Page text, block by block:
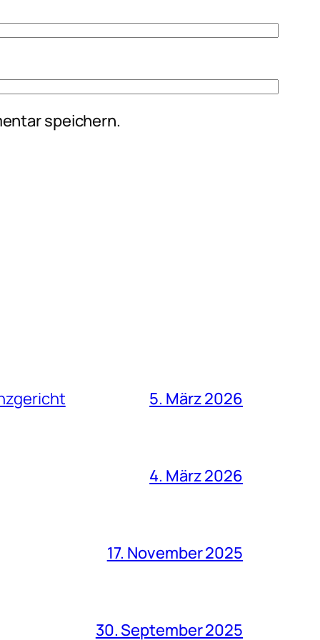
speichern.
5. März 2026
4. März 2026
17. November 2025
30. September 2025